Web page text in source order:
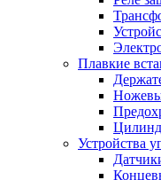
Плавкие
Устройства